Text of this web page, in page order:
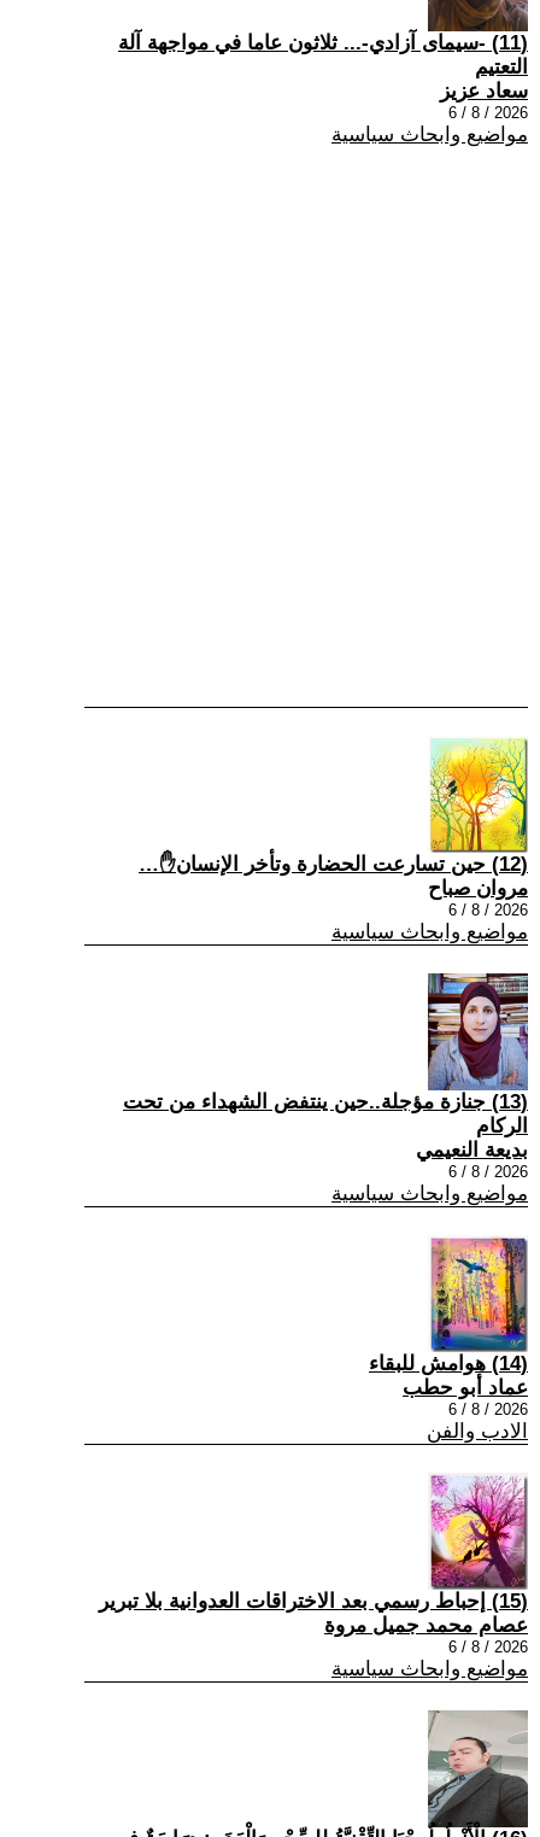
(11) -سيمای آزادي-... ثلاثون عاما في مواجهة آلة
التعتيم
سعاد عزيز
2026 / 8 / 6
مواضيع وابحاث سياسية
(12) حين تسارعت الحضارة وتأخر الإنسان✋…
مروان صباح
2026 / 8 / 6
مواضيع وابحاث سياسية
(13) جنازة مؤجلة..حين ينتفض الشهداء من تحت
الركام
بديعة النعيمي
2026 / 8 / 6
مواضيع وابحاث سياسية
(14) هوامش للبقاء
عماد أبو حطب
2026 / 8 / 6
الادب والفن
(15) إحباط رسمي بعد الاختراقات العدوانية بلا تبرير
عصام محمد جميل مروة
2026 / 8 / 6
مواضيع وابحاث سياسية